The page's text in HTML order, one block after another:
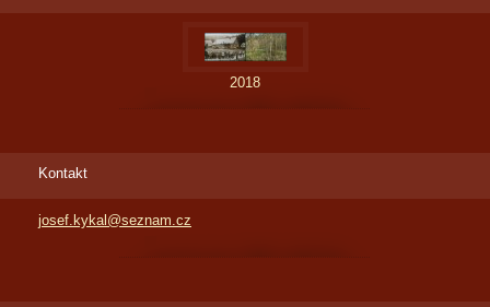
2018
Kontakt
josef.kykal@seznam.cz